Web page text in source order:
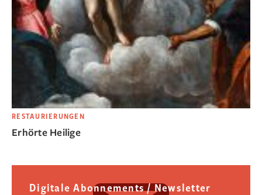
RESTAURIERUNGEN
Erhörte Heilige
Digitale Abonnements / Newsletter